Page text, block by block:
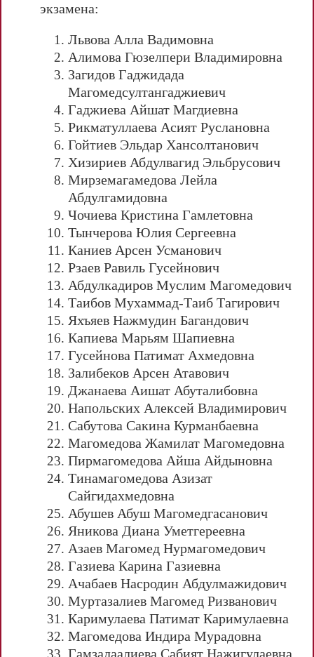
экзамена:
Львова Алла Вадимовна
Алимова Гюзелпери Владимировна
Загидов Гаджидада
Магомедсултангаджиевич
Гаджиева Айшат Магдиевна
Рикматуллаева Асият Руслановна
Гойтиев Эльдар Хансолтанович
Хизириев Абдулвагид Эльбрусович
Мирземагамедова Лейла
Абдулгамидовна
Чочиева Кристина Гамлетовна
Тынчерова Юлия Сергеевна
Каниев Арсен Усманович
Рзаев Равиль Гусейнович
Абдулкадиров Муслим Магомедович
Таибов Мухаммад-Таиб Тагирович
Яхъяев Нажмудин Багандович
Капиева Марьям Шапиевна
Гусейнова Патимат Ахмедовна
Залибеков Арсен Атавович
Джанаева Аишат Абуталибовна
Напольских Алексей Владимирович
Сабутова Сакина Курманбаевна
Магомедова Жамилат Магомедовна
Пирмагомедова Айша Айдыновна
Тинамагомедова Азизат
Сайгидахмедовна
Абушев Абуш Магомедгасанович
Яникова Диана Уметгереевна
Азаев Магомед Нурмагомедович
Газиева Карина Газиевна
Ачабаев Насродин Абдулмажидович
Муртазалиев Магомед Ризванович
Каримулаева Патимат Каримулаевна
Магомедова Индира Мурадовна
Гамзалаалиева Сабият Нажигулаевна